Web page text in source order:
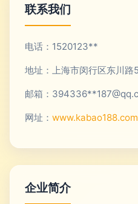
联系我们
电话：1520123**
地址：上海市闵行区东川
邮箱：394336**
网址： www.kabao188.com
企业简介